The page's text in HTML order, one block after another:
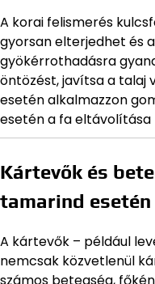
A korai felismerés
gyorsan elterjedhet és
gyökérrothadásra
öntözést, javítsa a talaj
esetén alkalmazzon
esetén a fa eltávolítása
Kártevők és
tamarind esetén
A kártevők – például
nemcsak közvetlenül
számos betegség,